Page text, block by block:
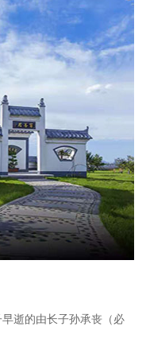
逝的由长子孙承丧（必